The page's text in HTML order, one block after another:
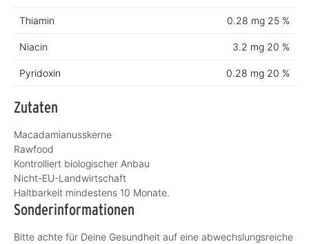
Thiamin 0.28 mg 25 %
Niacin 3.2 mg 20 %
Pyridoxin 0.28 mg 20 %
Zutaten
Macadamianusskerne
Rawfood
Kontrolliert biologischer Anbau
Nicht-EU-Landwirtschaft
Haltbarkeit mindestens 10 Monate.
Sonderinformationen
Bitte achte für Deine Gesundheit auf eine abwechslungsreiche